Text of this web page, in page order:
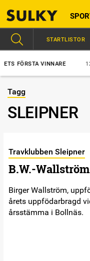
FÖRSTA VINNARE 12:30
STARTLISTOR
Tagg
SLEIPNER
Travklubben Sleipner
B.W.-
Birger Wallström,
årets uppfödarbragd
årsstämma i Bollnäs.